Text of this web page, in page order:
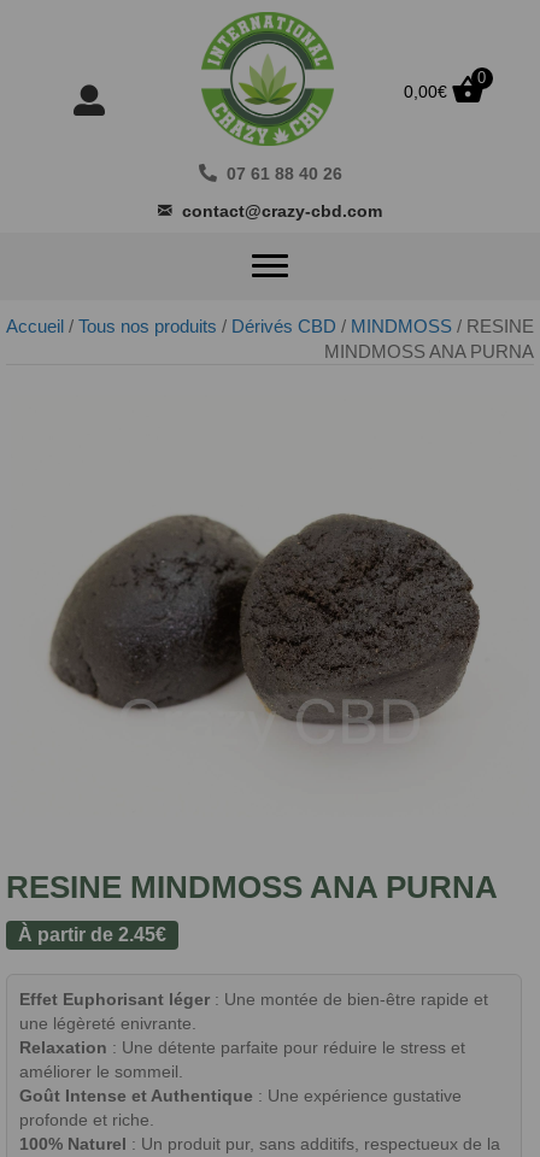
0,00€
0
07 61 88 40 26
contact@crazy-cbd.com
Accueil / Tous nos produits / Dérivés CBD / MINDMOSS / RESINE
MINDMOSS ANA PURNA
RESINE MINDMOSS ANA PURNA
À partir de 2.45€
Effet Euphorisant léger : Une montée de bien-être rapide et
une légèreté enivrante.
Relaxation : Une détente parfaite pour réduire le stress et
améliorer le sommeil.
Goût Intense et Authentique : Une expérience gustative
profonde et riche.
100% Naturel : Un produit pur, sans additifs, respectueux de la